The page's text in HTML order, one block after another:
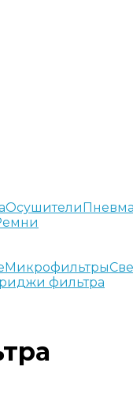
Осушители
Микрофильтры
фильтра